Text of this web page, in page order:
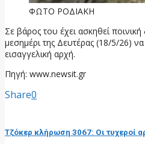
ΦΩΤΟ ΡΟΔΙΑΚΗ
Σε βάρος του έχει ασκηθεί ποινική
μεσημέρι της Δευτέρας (18/5/26)
εισαγγελική αρχή.
Πηγή: www.newsit.gr
Share0
Τζόκερ κλήρωση 3067: Οι τυχεροί